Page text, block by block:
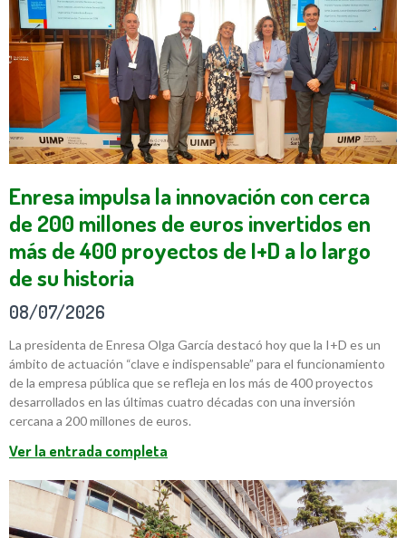
Enresa impulsa la innovación con cerca
de 200 millones de euros invertidos en
más de 400 proyectos de I+D a lo largo
de su historia
08/07/2026
La presidenta de Enresa Olga García destacó hoy que la I+D es un
ámbito de actuación “clave e indispensable” para el funcionamiento
de la empresa pública que se refleja en los más de 400 proyectos
desarrollados en las últimas cuatro décadas con una inversión
cercana a 200 millones de euros.
Ver la entrada completa